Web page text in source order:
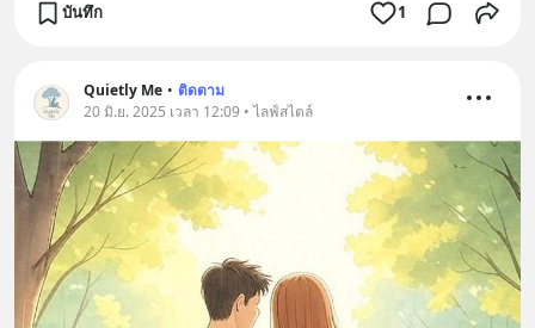
บันทึก 1
Quietly Me • ติดตาม
20 มิ.ย. 2025 เวลา 12:09 • ไลฟ์สไตล์